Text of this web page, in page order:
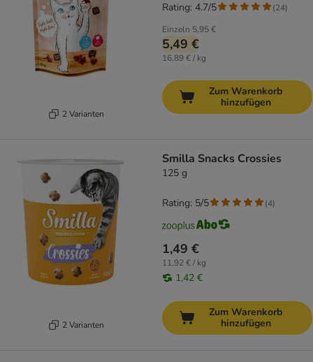
2 Varianten
Einzeln 5,95 €
5,49 €
16,89 € / kg
Rating: 4.7/5 (24)
Zum Warenkorb
hinzufügen
2 Varianten
Smilla Snacks Crossies
125 g
1,49 €
11,92 € / kg
1,42 €
Rating: 5/5 (4)
Zum Warenkorb
hinzufügen